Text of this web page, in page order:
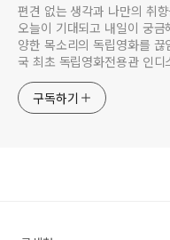
편견 없는 생각과 나만의 취
오늘이 기대되고 내일이 궁
양한 목소리의 독립영화를
국 최초 독립영화전용관 인디
구독하기